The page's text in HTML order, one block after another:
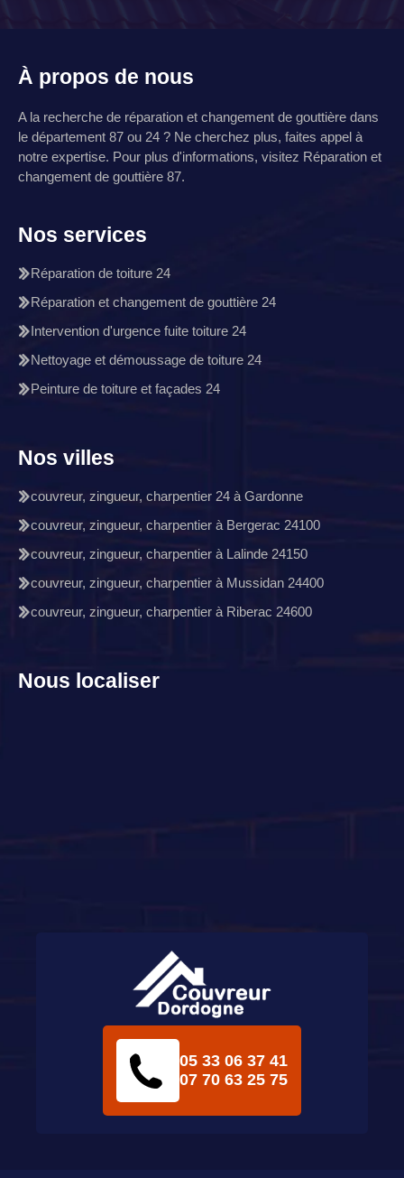
À propos de nous
A la recherche de réparation et changement de gouttière dans
le département 87 ou 24 ? Ne cherchez plus, faites appel à
notre expertise. Pour plus d'informations, visitez Réparation et
changement de gouttière 87.
Nos services
Réparation de toiture 24
Réparation et changement de gouttière 24
Intervention d'urgence fuite toiture 24
Nettoyage et démoussage de toiture 24
Peinture de toiture et façades 24
Nos villes
couvreur, zingueur, charpentier 24 à Gardonne
couvreur, zingueur, charpentier à Bergerac 24100
couvreur, zingueur, charpentier à Lalinde 24150
couvreur, zingueur, charpentier à Mussidan 24400
couvreur, zingueur, charpentier à Riberac 24600
Nous localiser
05 33 06 37 41
07 70 63 25 75